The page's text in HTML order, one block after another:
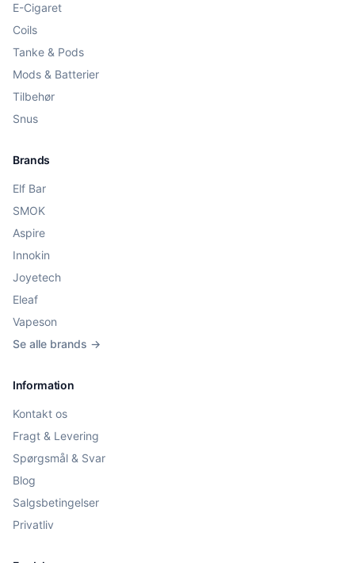
E-Cigaret
Coils
Tanke & Pods
Mods & Batterier
Tilbehør
Snus
Brands
Elf Bar
SMOK
Aspire
Innokin
Joyetech
Eleaf
Vapeson
Se alle brands →
Information
Kontakt os
Fragt & Levering
Spørgsmål & Svar
Blog
Salgsbetingelser
Privatliv